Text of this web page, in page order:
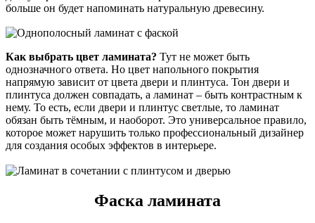
больше он будет напоминать натуральную древесину.
Как выбрать цвет ламината? Тут не может быть
однозначного ответа. Но цвет напольного покрытия
напрямую зависит от цвета двери и плинтуса. Тон двери и
плинтуса должен совпадать, а ламинат – быть контрастным к
нему. То есть, если двери и плинтус светлые, то ламинат
обязан быть тёмным, и наоборот. Это универсальное правило,
которое может нарушить только профессиональный дизайнер
для создания особых эффектов в интерьере.
Фаска ламината